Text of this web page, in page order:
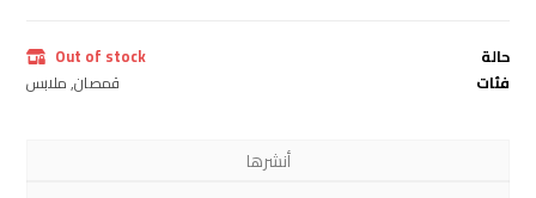
حالة
Out of stock
فئات
قمصان,ملابس